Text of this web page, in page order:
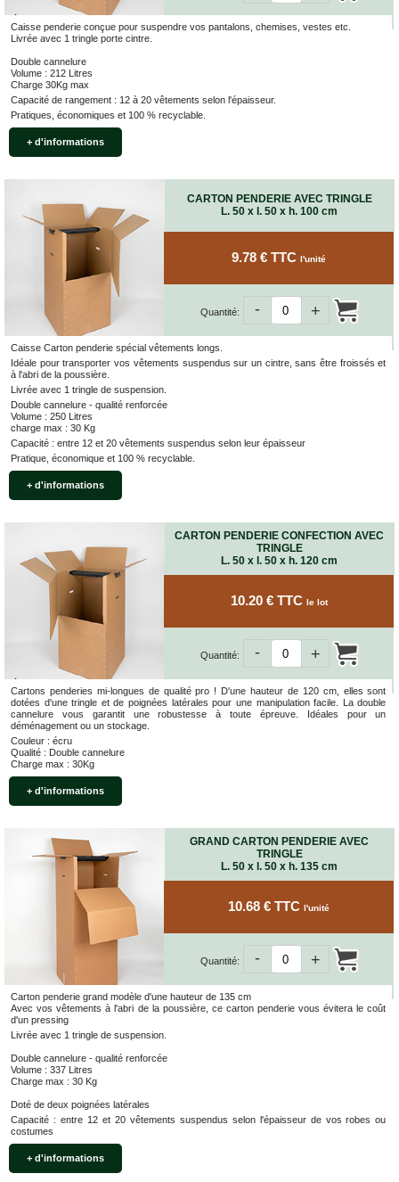
Caoutchouc
Déménageurs
ACCESSOIRES
Sangles,
Tendeurs,
Ficelles
et
Déménagement
Couteaux
cutters
PRODUITS
D'EXPÉDITION
VENTES
EN
GROS
PIÈCES
DÉMÉNAGER
CUISINE
SALON
SALLE
BUREAU
GARAGE
CONTACT
Caisse penderie conçue pour suspendre vos pantalons, chemises, vestes etc.
Livrée avec 1 tringle porte cintre.
Double cannelure
Volume : 212 Litres
Charge 30Kg max
Capacité de rangement : 12 à 20 vêtements selon l'épaisseur.
Pratiques, économiques et 100 % recyclable.
+ d'informations
CARTON PENDERIE AVEC TRINGLE
L. 50 x l. 50 x h. 100 cm
Caisse Carton penderie spécial vêtements longs.
Idéale pour transporter vos vêtements suspendus sur un cintre, sans être froissés et
à l'abri de la poussière.
Livrée avec 1 tringle de suspension.
Double cannelure - qualité renforcée
Volume : 250 Litres
charge max : 30 Kg
Capacité : entre 12 et 20 vêtements suspendus selon leur épaisseur
Pratique, économique et 100 % recyclable.
+ d'informations
9.78 € TTC l'unité
Quantité: +
-
CARTON PENDERIE CONFECTION AVEC
TRINGLE
L. 50 x l. 50 x h. 120 cm
Cartons penderies mi-longues de qualité pro ! D'une hauteur de 120 cm, elles sont
dotées d'une tringle et de poignées latérales pour une manipulation facile. La double
cannelure vous garantit une robustesse à toute épreuve. Idéales pour un
déménagement ou un stockage.
Couleur : écru
Qualité : Double cannelure
Charge max : 30Kg
+ d'informations
10.20 € TTC le lot
Quantité: +
-
GRAND CARTON PENDERIE AVEC
TRINGLE
L. 50 x l. 50 x h. 135 cm
Carton penderie grand modèle d'une hauteur de 135 cm
Avec vos vêtements à l'abri de la poussière, ce carton penderie vous évitera le coût
d'un pressing
Livrée avec 1 tringle de suspension.
Double cannelure - qualité renforcée
Volume : 337 Litres
Charge max : 30 Kg
Doté de deux poignées latérales
Capacité : entre 12 et 20 vêtements suspendus selon l'épaisseur de vos robes ou
costumes
+ d'informations
10.68 € TTC l'unité
Quantité: +
-